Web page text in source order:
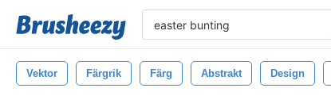
Vektor Färgrik Färg Abstrakt Design